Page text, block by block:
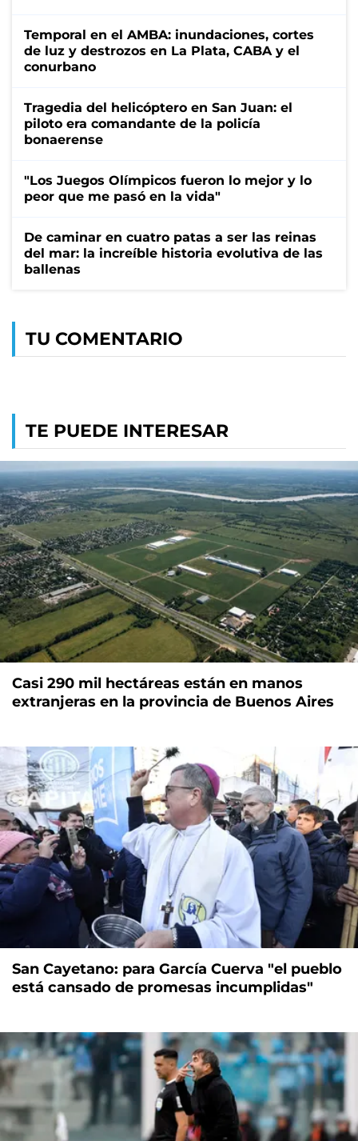
Temporal en el AMBA: inundaciones, cortes
de luz y destrozos en La Plata, CABA y el
conurbano
Tragedia del helicóptero en San Juan: el
piloto era comandante de la policía
bonaerense
"Los Juegos Olímpicos fueron lo mejor y lo
peor que me pasó en la vida"
De caminar en cuatro patas a ser las reinas
del mar: la increíble historia evolutiva de las
ballenas
TU COMENTARIO
TE PUEDE INTERESAR
Casi 290 mil hectáreas están en manos
extranjeras en la provincia de Buenos Aires
San Cayetano: para García Cuerva "el pueblo
está cansado de promesas incumplidas"